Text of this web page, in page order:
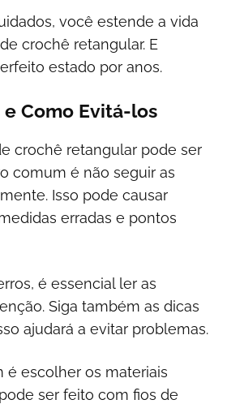
você estende a vida
crochê retangular. E
estado por anos.
e Como Evitá-los
crochê retangular pode ser
comum é não seguir as
Isso pode causar
erradas e pontos
é essencial ler as
Siga também as dicas
ajudará a evitar problemas.
é escolher os materiais
ser feito com fios de